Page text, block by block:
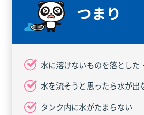
つまり
水に溶けないものを落とした
水を流そうと思ったら水が出
タンク内に水がたまらない